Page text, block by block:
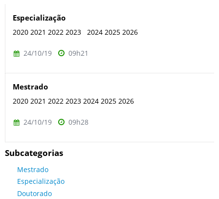
Especialização
2020 2021 2022 2023 2024 2025 2026
24/10/19 09h21
Mestrado
2020 2021 2022 2023 2024 2025 2026
24/10/19 09h28
Subcategorias
Mestrado
Especialização
Doutorado